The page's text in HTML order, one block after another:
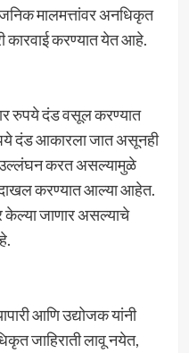
मालमत्तांवर अनधिकृत
कारवाई करण्यात येत आहे.
रुपये दंड वसूल करण्यात
दंड आकारला जात असूनही
उल्लंघन करत असल्यामुळे
दाखल करण्यात आल्या आहेत.
केल्या जाणार असल्याचे
आणि उद्योजक यांनी
जाहिराती लावू नयेत,